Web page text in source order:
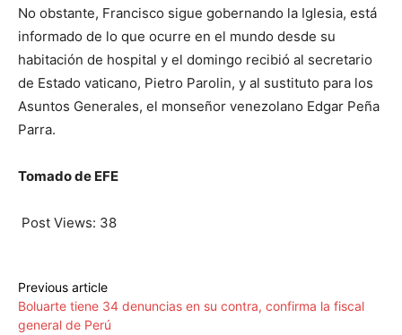
No obstante, Francisco sigue gobernando la Iglesia, está
informado de lo que ocurre en el mundo desde su
habitación de hospital y el domingo recibió al secretario
de Estado vaticano, Pietro Parolin, y al sustituto para los
Asuntos Generales, el monseñor venezolano Edgar Peña
Parra.
Tomado de EFE
Post Views: 38
Previous article
Boluarte tiene 34 denuncias en su contra, confirma la fiscal
general de Perú